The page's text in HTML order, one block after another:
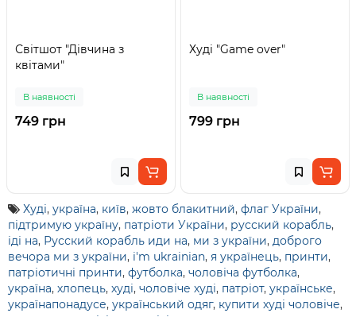
Світшот "Дівчина з
квітами"
В наявності
749 грн
Худі "Game over"
В наявності
799 грн
Худі, україна, київ, жовто блакитний, флаг України,
підтримую україну, патріоти України, русский корабль,
іді на, Русский корабль иди на, ми з україни, доброго
вечора ми з україни, i'm ukrainian, я українець, принти,
патріотичні принти, футболка, чоловіча футболка,
україна, хлопець, худі, чоловіче худі, патріот, українське,
українапонадусе, український одяг, купити худі чоловіче,